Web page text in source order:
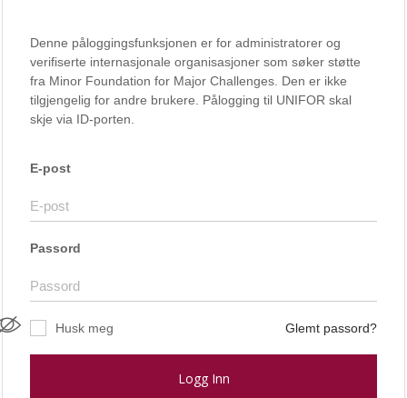
Denne påloggingsfunksjonen er for administratorer og
verifiserte internasjonale organisasjoner som søker støtte
fra Minor Foundation for Major Challenges. Den er ikke
tilgjengelig for andre brukere. Pålogging til UNIFOR skal
skje via ID-porten.
E-post
Passord
Husk meg Glemt passord?
Logg Inn